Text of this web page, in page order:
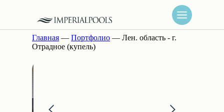
Главная — Портфолио — Лен. область - г.
Отрадное (купель)